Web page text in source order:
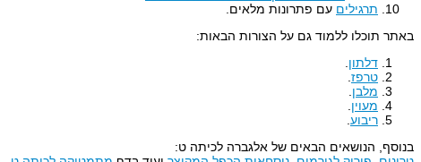
תרגילים עם פתרונות מלאים.
באתר תוכלו ללמוד גם על הצורות הבאות:
דלתון
טרפז
מלבן
מעוין
ריבוע
בנוסף, הנושאים הבאים של אלגברה לכיתה ט: